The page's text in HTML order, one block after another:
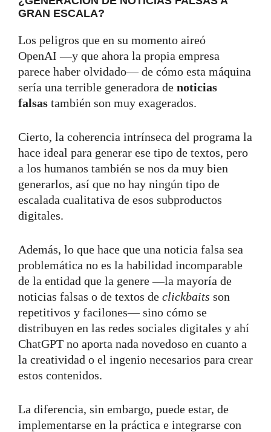
GRAN ESCALA?
Los peligros que en su momento aireó
OpenAI —y que ahora la propia empresa
parece haber olvidado— de cómo esta máquina
sería una terrible generadora de noticias
falsas también son muy exagerados.
Cierto, la coherencia intrínseca del programa la
hace ideal para generar ese tipo de textos, pero
a los humanos también se nos da muy bien
generarlos, así que no hay ningún tipo de
escalada cualitativa de esos subproductos
digitales.
Además, lo que hace que una noticia falsa sea
problemática no es la habilidad incomparable
de la entidad que la genere —la mayoría de
noticias falsas o de textos de clickbaits son
repetitivos y facilones— sino cómo se
distribuyen en las redes sociales digitales y ahí
ChatGPT no aporta nada novedoso en cuanto a
la creatividad o el ingenio necesarios para crear
estos contenidos.
La diferencia, sin embargo, puede estar, de
implementarse en la práctica e integrarse con